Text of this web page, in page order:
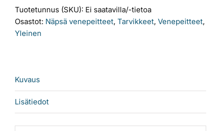
r
määrä
Tuotetunnus (SKU): Ei saatavilla/-tietoa
Osastot: Näpsä venepeitteet, Tarvikkeet, Venepeitteet,
Yleinen
Kuvaus
Lisätiedot